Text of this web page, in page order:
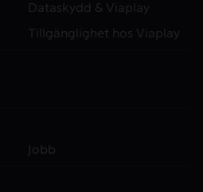
Dataskydd & Viaplay
Tillgänglighet hos Viaplay
Jobb